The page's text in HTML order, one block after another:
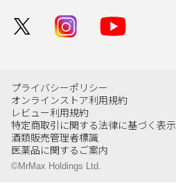
プライバシーポリシー
オンラインストア利用規約
レビュー利用規約
特定商取引に関する法律に基づく表示
酒類販売管理者標識
医薬品に関するご案内
©MrMax Holdings Ltd.